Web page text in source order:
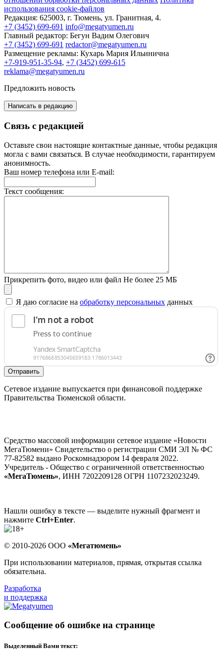
использования cookie-файлов
Редакция: 625003, г. Тюмень, ул. Гранитная, 4.
+7 (3452) 699-691 info@megatyumen.ru
Главный редактор: Бегун Вадим Олегович
+7 (3452) 699-691 redactor@megatyumen.ru
Размещение рекламы: Кухарь Мария Ильинична
+7-919-951-35-94, +7 (3452) 699-615
reklama@megatyumen.ru
Предложить новость
Написать в редакцию
Связь с редакцией
Оставьте свои настоящие контактные данные, чтобы редакция
могла с вами связаться. В случае необходимости, гарантируем
анонимность.
Ваш номер телефона или E-mail:
Текст сообщения:
Прикрепить фото, видео или файл Не более 25 МБ
Я даю согласие на обработку персональных данных
Отправить
Сетевое издание выпускается при финансовой поддержке
Правительства Тюменской области.
Средство массовой информации сетевое издание «Новости
МегаТюмени» Свидетельство о регистрации СМИ ЭЛ № ФС
77-82582 выдано Роскомнадзором 14 февраля 2022.
Учредитель - Общество с ограниченной ответственностью
«МегаТюмень», ИНН 7202209128 ОГРН 1107232023249.
Нашли ошибку в тексте — выделите нужный фрагмент и
нажмите Ctrl+Enter.
© 2010-2026 ООО «Мегатюмень»
При использовании материалов, прямая, открытая ссылка
обязательна.
Разработка
и поддержка
Сообщение об ошибке на странице
Выделенный Вами текст: